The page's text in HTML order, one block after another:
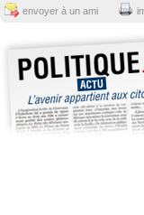
envoyer à un ami